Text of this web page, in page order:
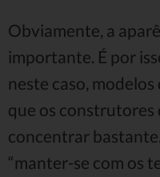
Obviamente, a
importante. É por
neste caso,
que os construtores
concentrar
“manter-se com os